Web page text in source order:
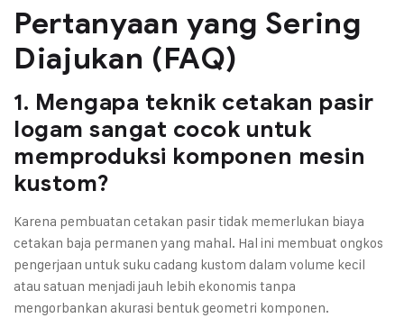
Pertanyaan yang Sering
Diajukan (FAQ)
1. Mengapa teknik cetakan pasir
logam sangat cocok untuk
memproduksi komponen mesin
kustom?
Karena pembuatan cetakan pasir tidak memerlukan biaya
cetakan baja permanen yang mahal. Hal ini membuat ongkos
pengerjaan untuk suku cadang kustom dalam volume kecil
atau satuan menjadi jauh lebih ekonomis tanpa
mengorbankan akurasi bentuk geometri komponen.